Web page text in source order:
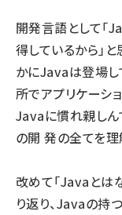
開発言語として「
得しているから」
かにJavaは登場し
所でアプリケーシ
Javaに慣れ親しん
の開 発の全てを理
改めて「Javaとは
り返り、Javaの持